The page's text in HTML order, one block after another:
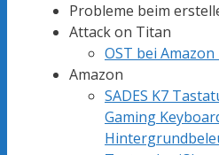
Probleme beim
Attack on Titan
OST bei Amazon
Amazon
SADES K7
Gaming